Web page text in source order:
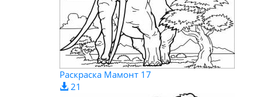
Раскраска Мамонт 17
21